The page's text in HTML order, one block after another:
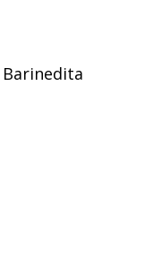
Barinedita